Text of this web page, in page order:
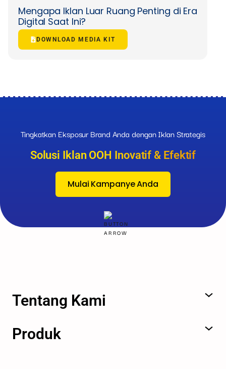
Mengapa Iklan Luar Ruang Penting di Era
Digital Saat Ini?
DOWNLOAD MEDIA KIT
Tingkatkan Eksposur Brand Anda dengan Iklan Strategis
Solusi Iklan OOH Inovatif & Efektif
Mulai Kampanye Anda
Tentang Kami
Produk